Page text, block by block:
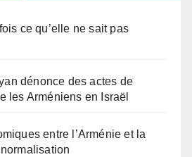
ce qu’elle ne sait pas
dénonce des actes de
les Arméniens en Israël
entre l’Arménie et la